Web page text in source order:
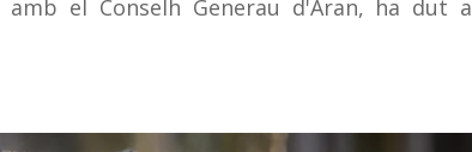
amb el Conselh Generau d'Aran, ha dut a